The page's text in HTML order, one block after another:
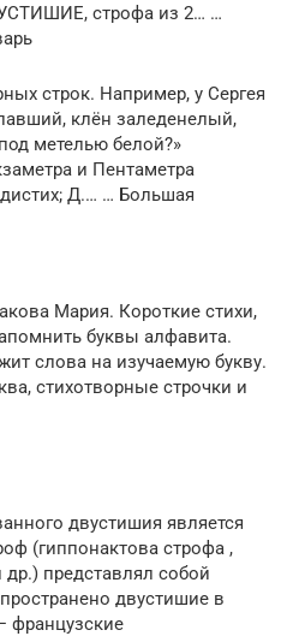
строфа из 2… …
строк. Например, у Сергея
клён заледенелый,
метелью белой?»
и Пентаметра
Д.… … Большая
Мария. Короткие стихи,
буквы алфавита.
слова на изучаемую букву.
стихотворные строчки и
двустишия является
(гиппонактова строфа ,
представлял собой
двустишие в
французские